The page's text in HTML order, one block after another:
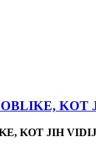
OBLIKE,
KOT JIH